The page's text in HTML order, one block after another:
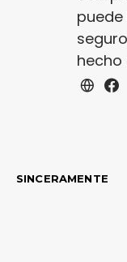
hecho
SINCERAMENTE